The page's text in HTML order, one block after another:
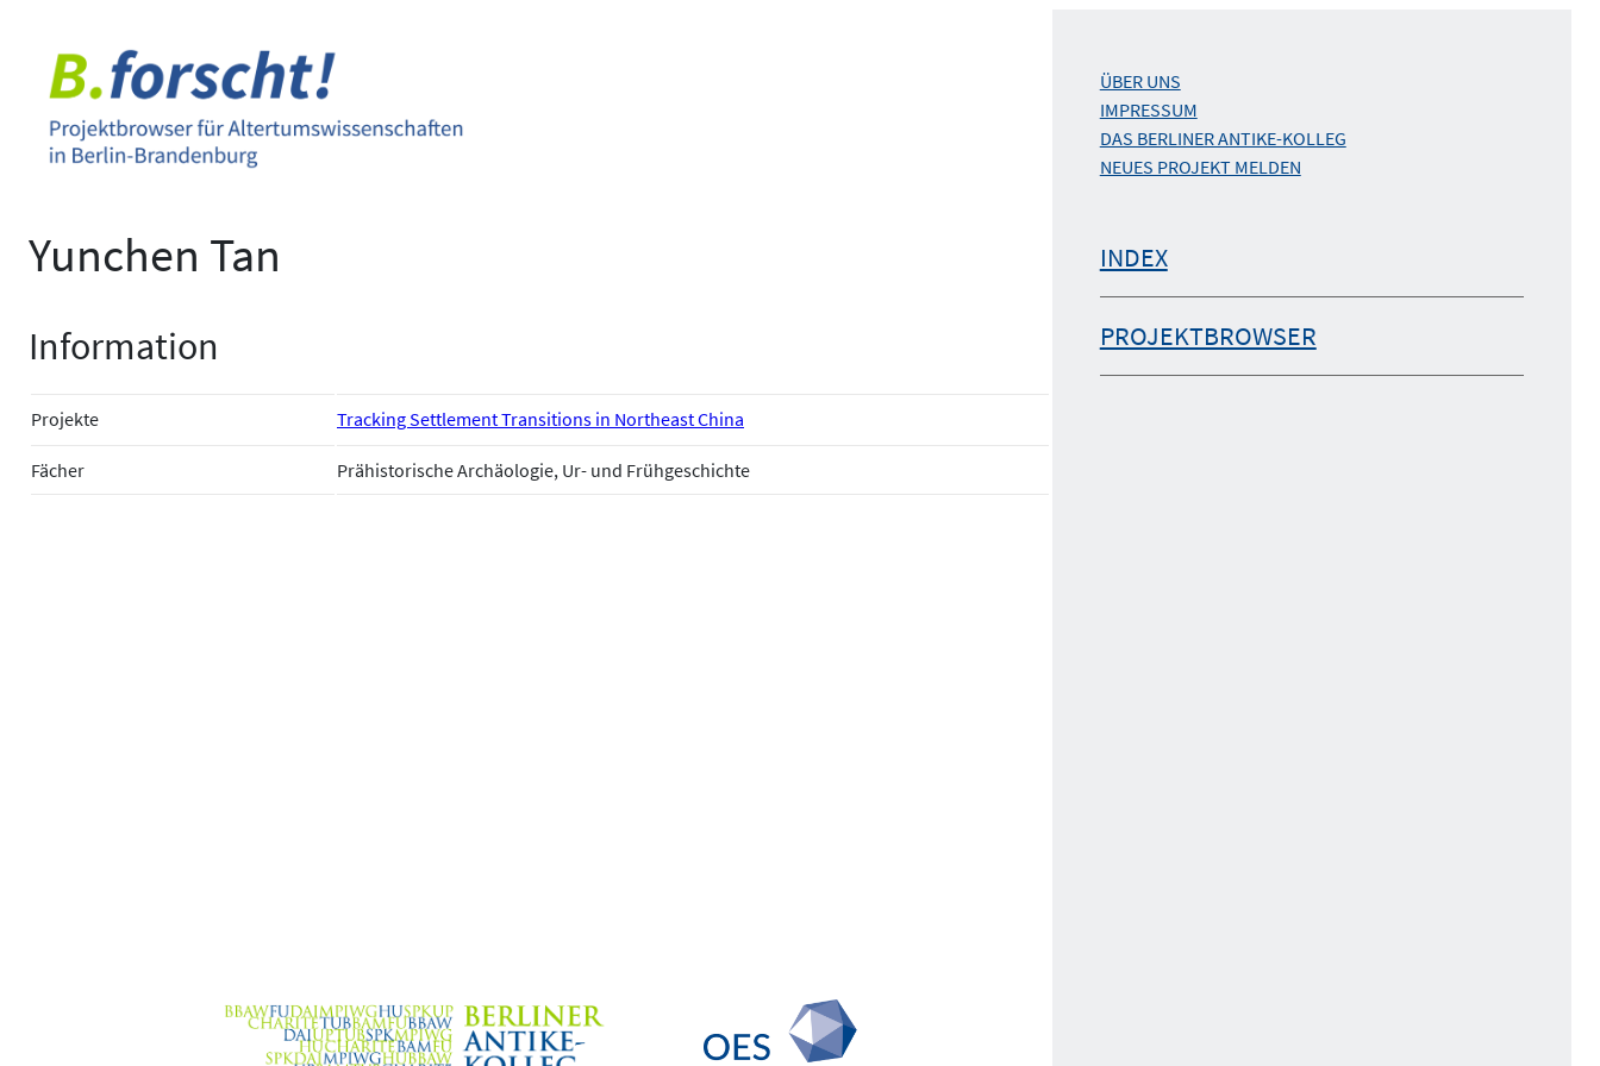
springen
Yunchen Tan
Information
Projekte Tracking Settlement Transitions in Northeast China
Fächer Prähistorische Archäologie, Ur- und Frühgeschichte
ÜBER UNS
IMPRESSUM
DAS BERLINER ANTIKE-KOLLEG
NEUES PROJEKT MELDEN
INDEX
PROJEKTBROWSER